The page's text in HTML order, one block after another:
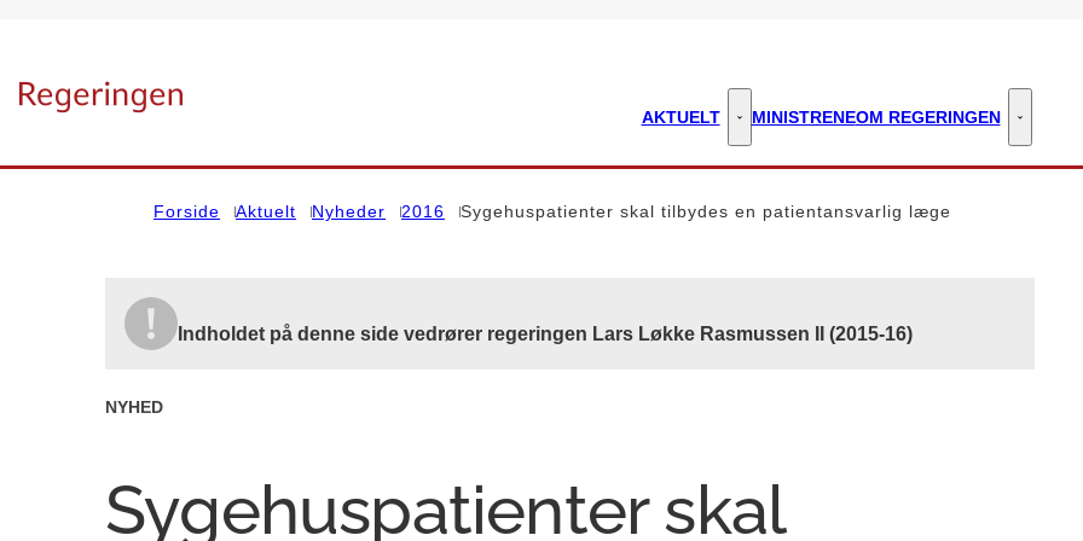
AKTUELT Aktuelt - Flere links
MINISTRENEOM REGERINGEN Om
Forside Aktuelt Nyheder 2016 Sygehuspatienter skal tilbydes en patientansvarlig læge
Indholdet på denne side vedrører regeringen Lars Løkke Rasmussen II (2015-16)
NYHED
Sygehuspatienter skal